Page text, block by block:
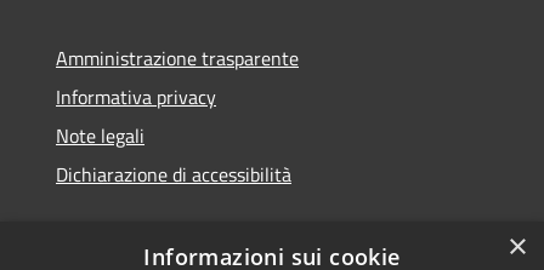
Amministrazione trasparente
Informativa privacy
Note legali
Dichiarazione di accessibilità
×
Informazioni sui cookie